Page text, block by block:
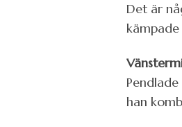
Det är
han